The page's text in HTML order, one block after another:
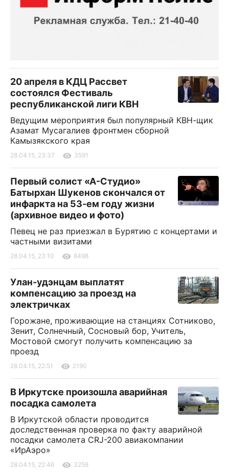
20 апреля в КДЦ Рассвет
состоялся Фестиваль
республиканской лиги КВН
Ведущим мероприятия был популярный КВН-щик
Азамат Мусагалиев фронтмен сборной
Камызякского края
28.04.15, 23:37 3591
Первый солист «А-Студио»
Батырхан Шукенов скончался от
инфаркта на 53-ем году жизни
(архивное видео и фото)
Певец не раз приезжал в Бурятию с концертами и
частными визитами
28.04.15, 23:10 8498
Улан-удэнцам выплатят
компенсацию за проезд на
электричках
Горожане, проживающие на станциях Сотниково,
Зенит, Солнечный, Сосновый бор, Учитель,
Мостовой смогут получить компенсацию за
проезд
28.04.15, 22:51 2190
В Иркутске произошла аварийная
посадка самолета
В Иркутской области проводится
доследственная проверка по факту аварийной
посадки самолета CRJ-200 авиакомпании
«ИрАэро»
28.04.15, 22:46 3258